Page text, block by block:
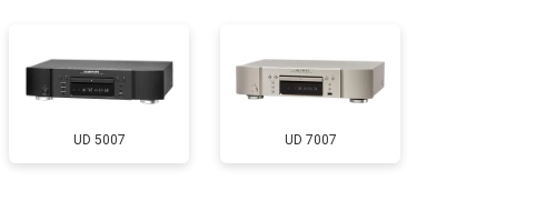
UD 5007 UD 7007